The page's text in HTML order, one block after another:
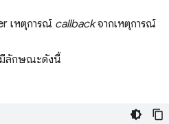
เหตุการณ์ callbackจากเหตุการณ์
ลักษณะดังนี้